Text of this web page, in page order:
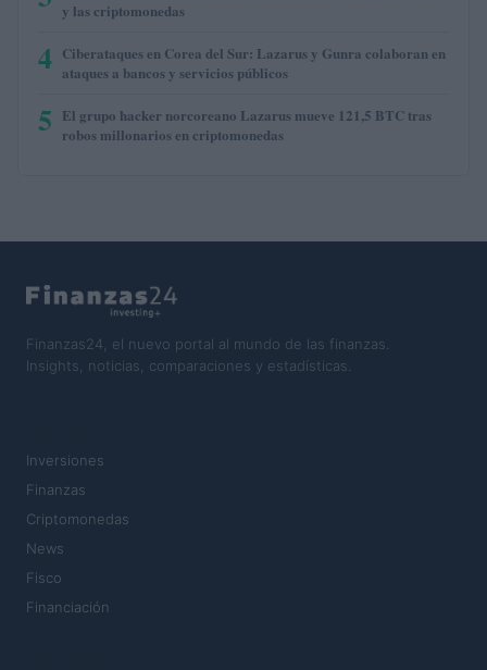
y las criptomonedas
4 Ciberataques en Corea del Sur: Lazarus y Gunra colaboran en
ataques a bancos y servicios públicos
5 El grupo hacker norcoreano Lazarus mueve 121,5 BTC tras
robos millonarios en criptomonedas
Finanzas24, el nuevo portal al mundo de las finanzas.
Insights, noticias, comparaciones y estadísticas.
Inversiones
Finanzas
Criptomonedas
News
Fisco
Financiación